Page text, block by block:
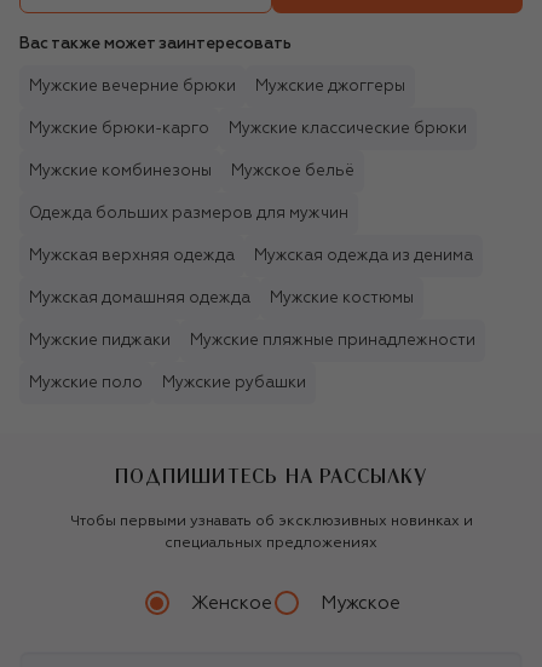
Вас также может заинтересовать
Мужские вечерние брюки Мужские джоггеры
Мужские брюки-карго Мужские классические брюки
Мужские комбинезоны Мужское бельё
Одежда больших размеров для мужчин
Мужская верхняя одежда Мужская одежда из денима
Мужская домашняя одежда Мужские костюмы
Мужские пиджаки Мужские пляжные принадлежности
Мужские поло Мужские рубашки
ПОДПИШИТЕСЬ НА РАССЫЛКУ
Чтобы первыми узнавать об эксклюзивных новинках и
специальных предложениях
Женское Мужское